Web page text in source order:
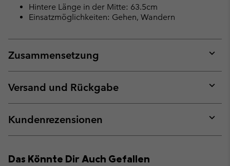
Hintere Länge in der Mitte: 63.5cm
Einsatzmöglichkeiten: Gehen, Wandern
Zusammensetzung
or
Versand und Rückgabe
or
Kundenrezensionen
or
Das Könnte Dir Auch Gefallen